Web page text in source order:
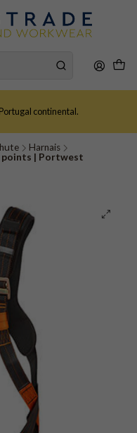
continental.
Harnais
points | Portwest